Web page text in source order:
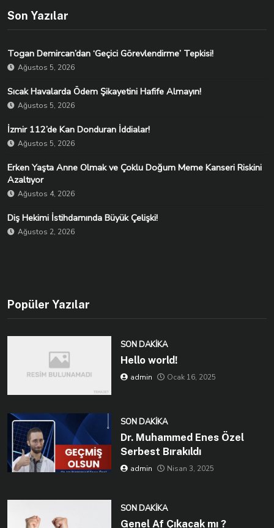
Son Yazılar
Togan Demircan’dan ‘Geçici Görevlendirme’ Tepkisi!
Ağustos 5, 2026
Sıcak Havalarda Ödem Şikayetini Hafife Almayın!
Ağustos 5, 2026
İzmir 112’de Kan Donduran İddialar!
Ağustos 5, 2026
Erken Yaşta Anne Olmak ve Çoklu Doğum Meme Kanseri Riskini
Azaltıyor
Ağustos 4, 2026
Diş Hekimi İstihdamında Büyük Çelişki!
Ağustos 2, 2026
Popüler Yazılar
SON DAKIKA
Hello world!
admin Ocak 16, 2025
SON DAKIKA
Dr. Muhammed Enes Özel
Serbest Bırakıldı
admin Nisan 3, 2025
SON DAKIKA
Genel Af Çıkacak mı ?